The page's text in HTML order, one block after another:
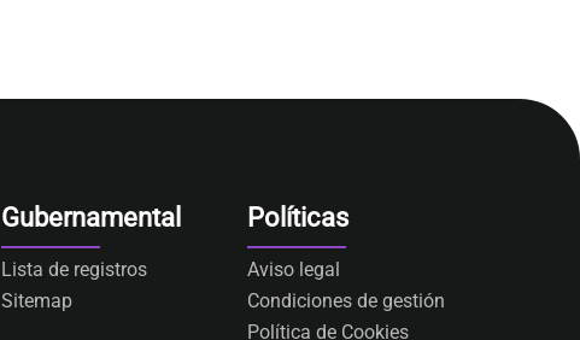
Gubernamental
Lista de registros
Sitemap
Políticas
Aviso legal
Condiciones de gestión
Política de Cookies